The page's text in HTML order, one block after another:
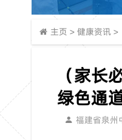
主页 > 健康资讯 >
（家
绿色通
福建省泉州